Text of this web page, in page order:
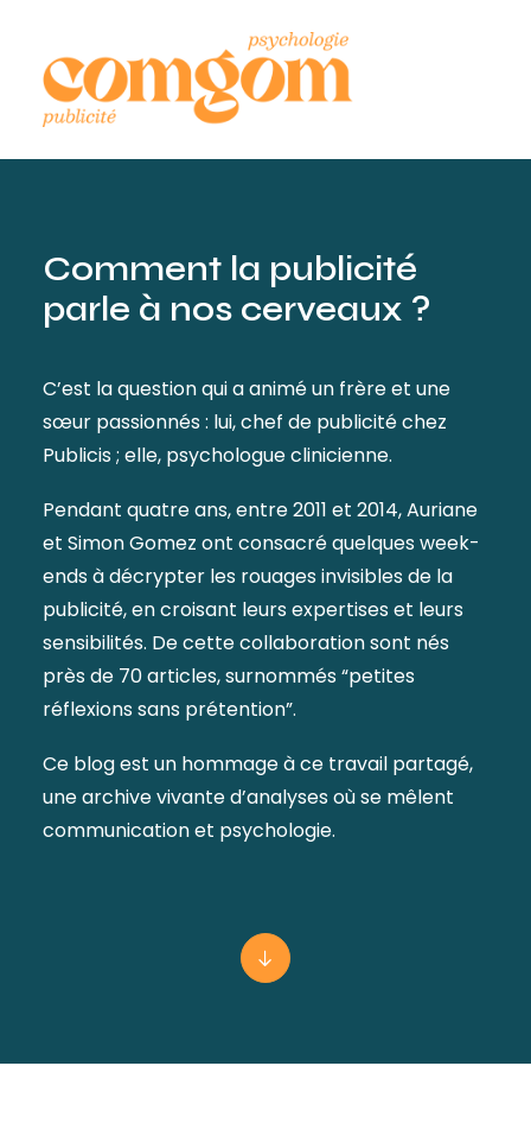
Comment la publicité
parle à nos cerveaux ?
C’est la question qui a animé un frère et une
sœur passionnés : lui, chef de publicité chez
Publicis ; elle, psychologue clinicienne.
Pendant quatre ans, entre 2011 et 2014, Auriane
et Simon Gomez ont consacré quelques week-
ends à décrypter les rouages invisibles de la
publicité, en croisant leurs expertises et leurs
sensibilités. De cette collaboration sont nés
près de 70 articles, surnommés “petites
réflexions sans prétention”.
Ce blog est un hommage à ce travail partagé,
une archive vivante d’analyses où se mêlent
communication et psychologie.